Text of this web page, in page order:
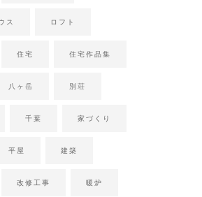
ス ロフト
住宅 住宅作品集
八ヶ岳 別荘
千葉 家づくり
平屋 建築
改修工事 暖炉